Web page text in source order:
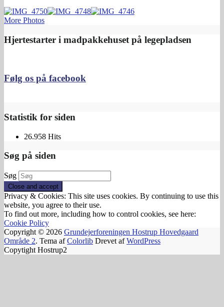
More Photos
Hjertestarter i madpakkehuset på legepladsen
Følg os på facebook
Statistik for siden
26.958 Hits
Søg på siden
Søg
Privacy & Cookies: This site uses cookies. By continuing to use this
website, you agree to their use.
To find out more, including how to control cookies, see here:
Cookie Policy
Copyright © 2026 Grundejerforeningen Hostrup Hovedgaard
Område 2. Tema afColorlib Drevet afWordPress
Copytight Hostrup2